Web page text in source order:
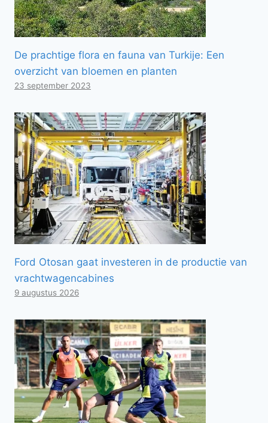
De prachtige flora en fauna van Turkije: Een
overzicht van bloemen en planten
23 september 2023
Ford Otosan gaat investeren in de productie van
vrachtwagencabines
9 augustus 2026